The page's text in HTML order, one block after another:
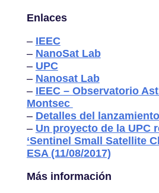
Enlaces
– IEEC
– NanoSat Lab
– UPC
– Nanosat Lab
– IEEC – Observatorio
Montsec
– Detalles del lanzamiento
– Un proyecto de la UPC
‘Sentinel Small Satellite
ESA (11/08/2017)
Más información